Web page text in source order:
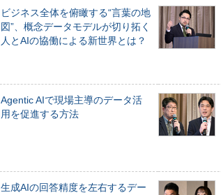
ビジネス全体を俯瞰する“言葉の地
図”、概念データモデルが切り拓く
人とAIの協働による新世界とは？
Agentic AIで現場主導のデータ活
用を促進する方法
生成AIの回答精度を左右するデー